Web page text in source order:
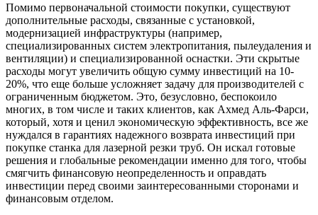
Помимо первоначальной стоимости покупки, существуют
дополнительные расходы, связанные с установкой,
модернизацией инфраструктуры (например,
специализированных систем электропитания, пылеудаления и
вентиляции) и специализированной оснастки. Эти скрытые
расходы могут увеличить общую сумму инвестиций на 10-
20%, что еще больше усложняет задачу для производителей с
ограниченным бюджетом. Это, безусловно, беспокоило
многих, в том числе и таких клиентов, как Ахмед Аль-Фарси,
который, хотя и ценил экономическую эффективность, все же
нуждался в гарантиях надежного возврата инвестиций при
покупке станка для лазерной резки труб. Он искал готовые
решения и глобальные рекомендации именно для того, чтобы
смягчить финансовую неопределенность и оправдать
инвестиции перед своими заинтересованными сторонами и
финансовым отделом.